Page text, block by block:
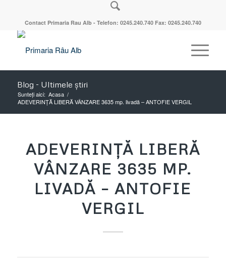
Contact Primaria Rau Alb - Telefon: 0245.240.740 Fax: 0245.240.740
Blog - Ultimele știri
Sunteți aici: Acasa /
ADEVERINȚĂ LIBERĂ VÂNZARE 3635 mp. livadă – ANTOFIE VERGIL
ADEVERINȚĂ LIBERĂ
VÂNZARE 3635 MP.
LIVADĂ – ANTOFIE
VERGIL